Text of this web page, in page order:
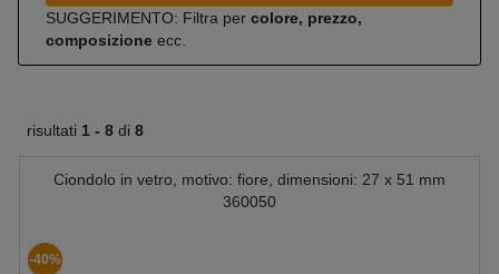
SUGGERIMENTO: Filtra per colore, prezzo,
composizione ecc.
risultati 1 - 8 di 8
Ciondolo in vetro, motivo: fiore, dimensioni: 27 x 51 mm
360050
-40%